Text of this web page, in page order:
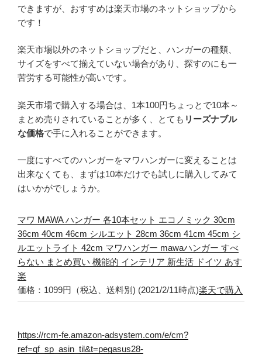
できますが、おすすめは楽天市場のネットショップから
です！
楽天市場以外のネットショップだと、ハンガーの種類、
サイズをすべて揃えていない場合があり、探すのにも一
苦労する可能性が高いです。
楽天市場で購入する場合は、1本100円ちょっとで10本～
まとめ売りされていることが多く、とても リーズナブル
な価格で手に入れることができます。
一度にすべてのハンガーをマワハンガーに変えることは
出来なくても、まずは10本だけでも試しに購入してみて
はいかがでしょうか。
マワ MAWA ハンガー 各10本セット エコノミック 30cm
36cm 40cm 46cm シルエット 28cm 36cm 41cm 45cm シ
ルエットライト 42cm マワハンガー mawaハンガー すべ
らない まとめ買い 機能的 インテリア 新生活 ドイツ あす
楽
価格：1099円（税込、送料別) (2021/2/11時点)楽天で購入
https://rcm-fe.amazon-adsystem.com/e/cm?
ref=qf_sp_asin_til&t=pegasus28-